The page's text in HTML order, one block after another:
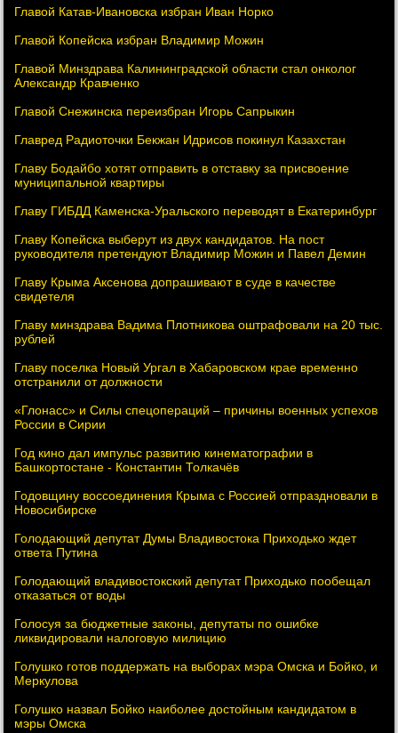
Главой Катав-Ивановска избран Иван Норко
Главой Копейска избран Владимир Можин
Главой Минздрава Калининградской области стал онколог
Александр Кравченко
Главой Снежинска переизбран Игорь Сапрыкин
Главред Радиоточки Бекжан Идрисов покинул Казахстан
Главу Бодайбо хотят отправить в отставку за присвоение
муниципальной квартиры
Главу ГИБДД Каменска-Уральского переводят в Екатеринбург
Главу Копейска выберут из двух кандидатов. На пост
руководителя претендуют Владимир Можин и Павел Демин
Главу Крыма Аксенова допрашивают в суде в качестве
свидетеля
Главу минздрава Вадима Плотникова оштрафовали на 20 тыс.
рублей
Главу поселка Новый Ургал в Хабаровском крае временно
отстранили от должности
«Глонасс» и Силы спецопераций – причины военных успехов
России в Сирии
Год кино дал импульс развитию кинематографии в
Башкортостане - Константин Толкачёв
Годовщину воссоединения Крыма с Россией отпраздновали в
Новосибирске
Голодающий депутат Думы Владивостока Приходько ждет
ответа Путина
Голодающий владивостокский депутат Приходько пообещал
отказаться от воды
Голосуя за бюджетные законы, депутаты по ошибке
ликвидировали налоговую милицию
Голушко готов поддержать на выборах мэра Омска и Бойко, и
Меркулова
Голушко назвал Бойко наиболее достойным кандидатом в
мэры Омска